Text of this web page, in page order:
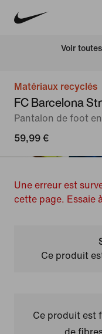
Voir
Matériaux recyclés
FC Barcelona
Pantalon de foot
59,99 €
Une erreur est
cette page. Essaie
Ce produit
Ce produit est
de